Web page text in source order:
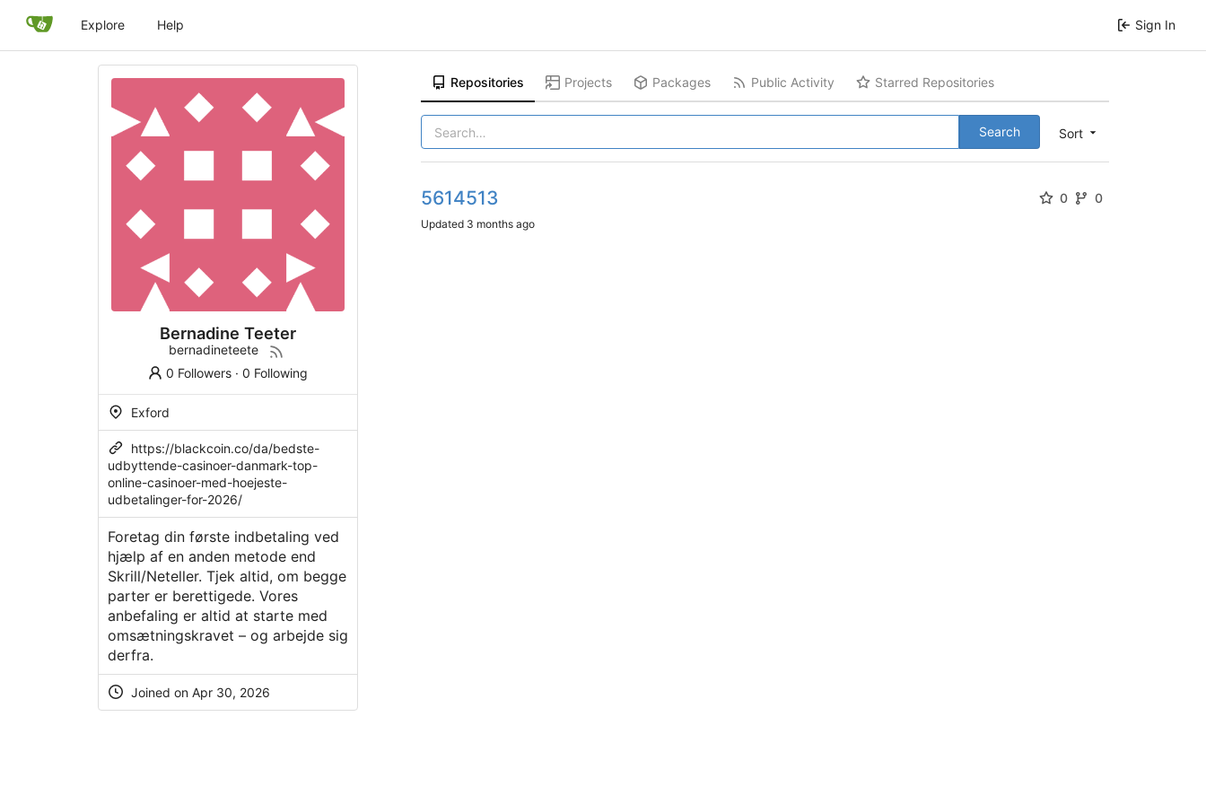
Explore Help Sign In
Bernadine Teeter
bernadineteete
0 Followers ·0 Following
Exford
https://blackcoin.co/da/bedste-
udbyttende-casinoer-danmark-top-
online-casinoer-med-hoejeste-
udbetalinger-for-2026/
Foretag din første indbetaling ved
hjælp af en anden metode end
Skrill/Neteller. Tjek altid, om begge
parter er berettigede. Vores
anbefaling er altid at starte med
omsætningskravet – og arbejde sig
derfra.
Joined on Apr 30, 2026
Repositories Projects Packages Public Activity Starred Repositories
Sort
Search
5614513 0 0
Updated 3 months ago